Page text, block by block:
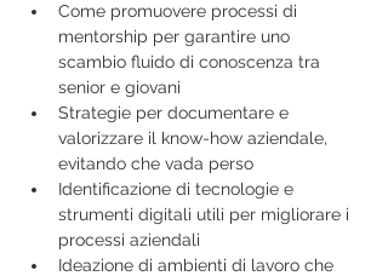
Come promuovere processi di
mentorship per garantire uno
scambio fluido di conoscenza tra
senior e giovani
Strategie per documentare e
valorizzare il know-how aziendale,
evitando che vada perso
Identificazione di tecnologie e
strumenti digitali utili per migliorare i
processi aziendali
Ideazione di ambienti di lavoro che